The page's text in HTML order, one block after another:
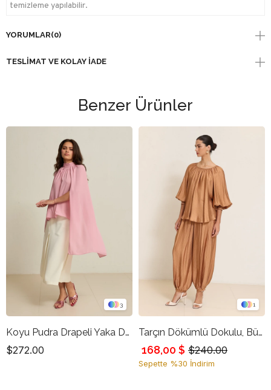
temizleme yapılabilir.
YORUMLAR(0)
TESLIMAT VE KOLAY İADE
Benzer Ürünler
3
Koyu Pudra Drapeli Yaka Detaylı, Pelerin Formlu Rahat Kesim Bluz
$272.00
1
Tarçın Dökümlü Dokulu, Büzgü Yakalı Uzun Kollu Rahat Kesim Bluz
$240.00
168,00 $
Sepette %30 İndirim